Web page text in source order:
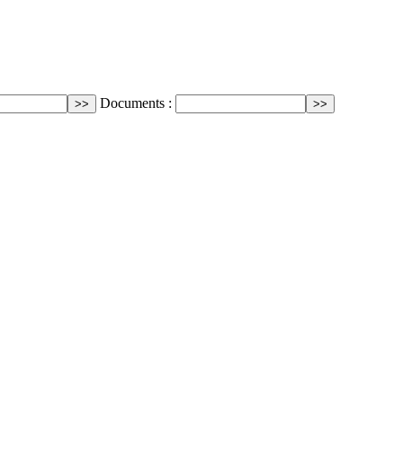
Documents :